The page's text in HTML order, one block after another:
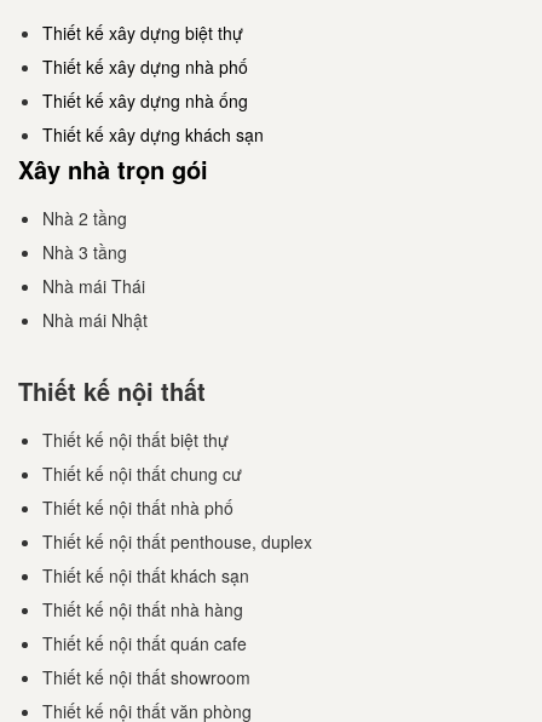
Họ tên
Điện thoại
Nhu cầu
999+ Mẫu thiết kế biệt thự cao cấp, nội
thất sang trọng, đa phong cách, đẹp
2026
Xã hội phát triển không ngừng, khi nhu cầu vật chất ngày
càng nâng cao, nhu cầu thưởng thức sự tiện nghi và vẻ đẹp
cũng dần được quan tâm nhiều hơn. Biệt thự cao cấp, đẹp và
sang trọng cũng hướng đến thỏa mãn nhu cầu ấy. Với diện
tích lớn, bố cục hình khối đa dạng theo từng phong cách thiết
kế khác nhau, việc thiết kế biệt thự đòi hỏi những Kiến trúc
Thiết kế xây dựng biệt thự
Thiết kế xây dựng nhà phố
Thiết kế xây dựng nhà ống
Thiết kế xây dựng khách sạn
Xây nhà trọn gói
Nhà 2 tầng
Nhà 3 tầng
Nhà mái Thái
Nhà mái Nhật
Thiết kế nội thất
Thiết kế nội thất biệt thự
Thiết kế nội thất chung cư
Thiết kế nội thất nhà phố
Thiết kế nội thất penthouse, duplex
Thiết kế nội thất khách sạn
Thiết kế nội thất nhà hàng
Thiết kế nội thất quán cafe
Thiết kế nội thất showroom
Thiết kế nội thất văn phòng